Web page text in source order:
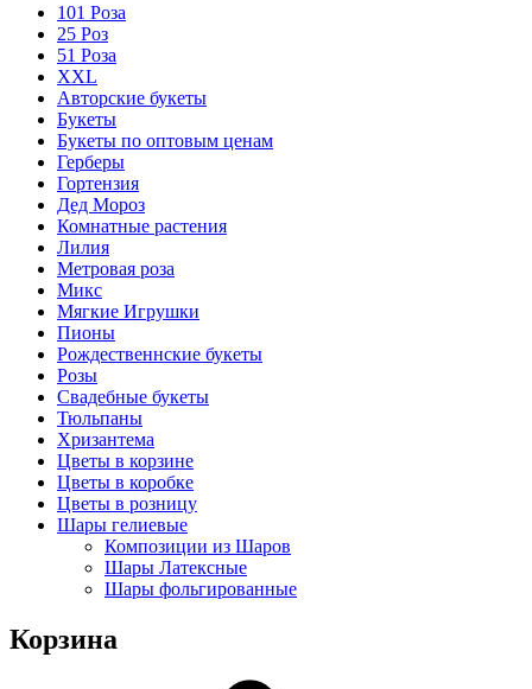
101 Роза
25 Роз
51 Роза
XXL
Авторские букеты
Букеты
Букеты по оптовым ценам
Герберы
Гортензия
Дед Мороз
Комнатные растения
Лилия
Метровая роза
Микс
Мягкие Игрушки
Пионы
Рождественнские букеты
Розы
Свадебные букеты
Тюльпаны
Хризантема
Цветы в корзине
Цветы в коробке
Цветы в розницу
Шары гелиевые
Композиции из Шаров
Шары Латексные
Шары фольгированные
Корзина